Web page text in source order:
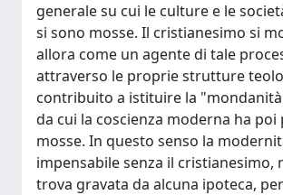
generale su cui le culture e le
si sono mosse. Il cristianesimo si
allora come un agente di tale
attraverso le proprie strutture
contribuito a istituire la
da cui la coscienza moderna ha poi
mosse. In questo senso la
impensabile senza il cristianesimo,
trova gravata da alcuna ipoteca,